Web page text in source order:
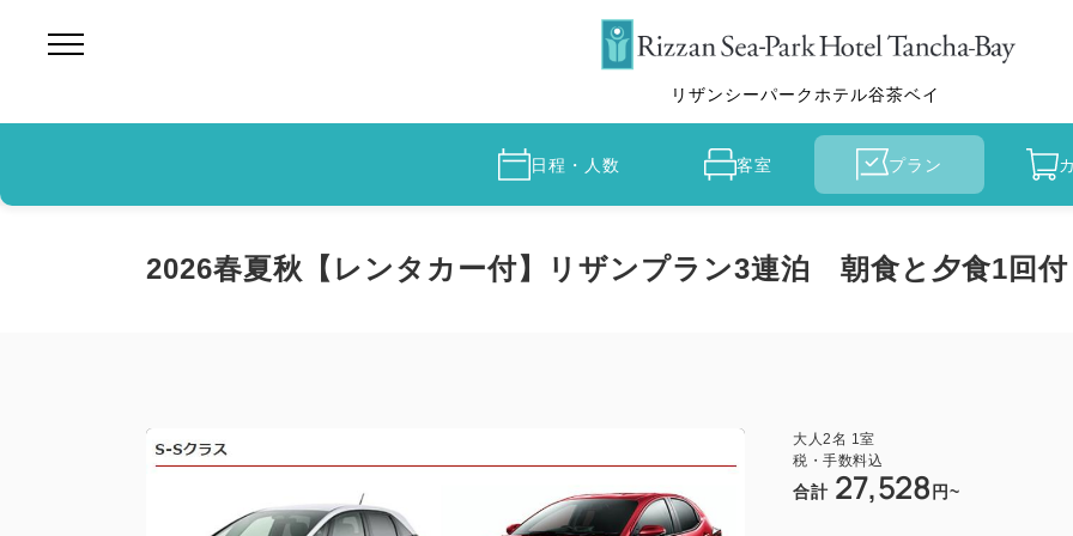
リザンシーパークホテル谷茶ベイ
日程・人数 客室 プラン
2026春夏秋【レンタカー付】リザンプラン3連泊 朝食と夕食1回付
大人2名 1室
税・手数料込
合計 27,528 円~